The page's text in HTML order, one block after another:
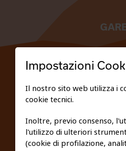
PRIVACY E
Impostazioni
Il nostro sito web utilizza i
cookie tecnici.
Inoltre, previo consenso,
l'utilizzo di ulteriori
(cookie di profilazione,